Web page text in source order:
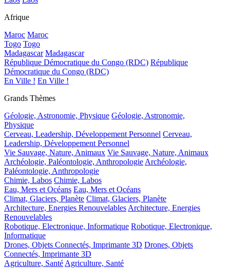
Afrique
Maroc Maroc
Togo Togo
Madagascar Madagascar
République Démocratique du Congo (RDC) République
Démocratique du Congo (RDC)
En Ville ! En Ville !
Grands Thèmes
Géologie, Astronomie, Physique Géologie, Astronomie,
Physique
Cerveau, Leadership, Développement Personnel Cerveau,
Leadership, Développement Personnel
Vie Sauvage, Nature, Animaux Vie Sauvage, Nature, Animaux
Archéologie, Paléontologie, Anthropologie Archéologie,
Paléontologie, Anthropologie
Chimie, Labos Chimie, Labos
Eau, Mers et Océans Eau, Mers et Océans
Climat, Glaciers, Planète Climat, Glaciers, Planète
Architecture, Energies Renouvelables Architecture, Energies
Renouvelables
Robotique, Electronique, Informatique Robotique, Electronique,
Informatique
Drones, Objets Connectés, Imprimante 3D Drones, Objets
Connectés, Imprimante 3D
Agriculture, Santé Agriculture, Santé